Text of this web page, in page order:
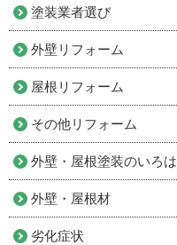
塗装業者選び
外壁リフォーム
屋根リフォーム
その他リフォーム
外壁・屋根塗装のいろは
外壁・屋根材
劣化症状